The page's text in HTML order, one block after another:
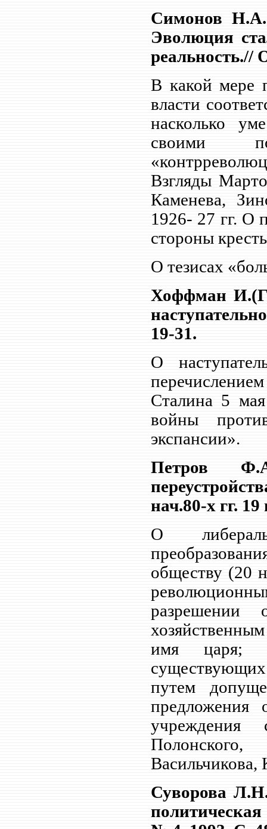
Симонов
Эволюция
реальность.//
В какой мере
власти
насколько
своими
Взгляды
Каменева,
1926- 27 гг. О
стороны
О тезисах
Хоффман
19-31.
О
Сталина 5
войны
экспансии».
Петров
нач.80-х гг.
О
обществу (20
разрешении
имя царя;
путем
предложения
учреждения
Васильчикова,
Суворова